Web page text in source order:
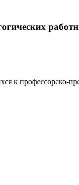
к профессорско-